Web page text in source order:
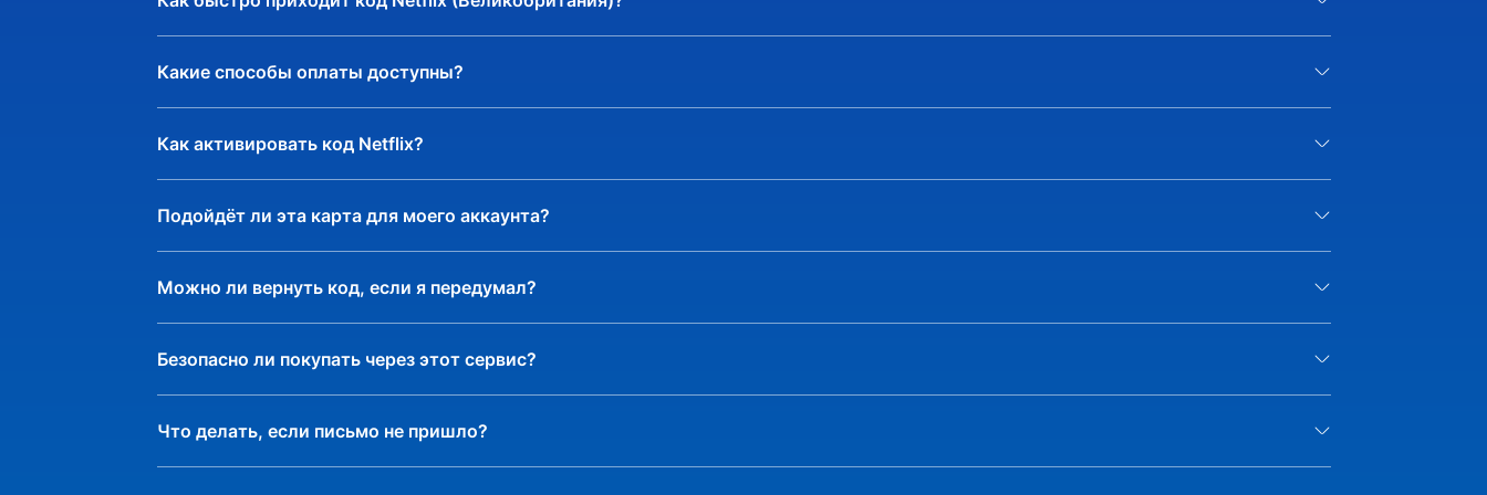
amazon.sa Gift Card- Оплата подарочной карты в рублях
amazon.tr Gift Card- Оплата подарочной карты в рублях
Какие способы оплаты доступны?
Как активировать код Netflix?
Подойдёт ли эта карта для моего аккаунта?
Можно ли вернуть код, если я передумал?
Безопасно ли покупать через этот сервис?
Что делать, если письмо не пришло?